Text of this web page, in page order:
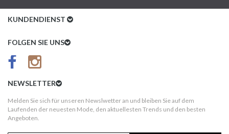
KUNDENDIENST
Kundenservice
AGB
Kundeninformationen
FOLGEN SIE UNS
NEWSLETTER
Melden Sie sich für unseren Newslwetter an und bleiben Sie auf dem
Laufenden der neuesten Mode, den aktuellesten Trends und den besten
Angeboten.